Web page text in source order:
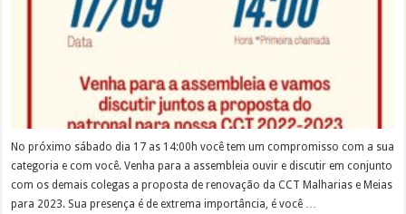
No próximo sábado dia 17 as 14:00h você tem um compromisso com a sua
categoria e com você. Venha para a assembleia ouvir e discutir em conjunto
com os demais colegas a proposta de renovação da CCT Malharias e Meias
para 2023. Sua presença é de extrema importância, é você …